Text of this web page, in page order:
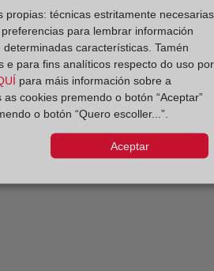
Datos del Registrador:
María Paz Cucarella Ferri
Delegado de Protección de
dpo@corpme.es
propias: técnicas estritamente necesarias
para lembrar información
características. Tamén
e para fins analíticos respecto do uso por
para máis información sobre a
cookies premendo o botón “Aceptar”
o botón “Quero escoller...”.
Aceptar